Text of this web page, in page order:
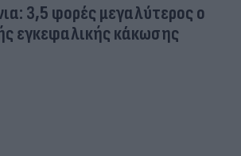
3,5 φορές μεγαλύτερος ο
εγκεφαλικής κάκωσης